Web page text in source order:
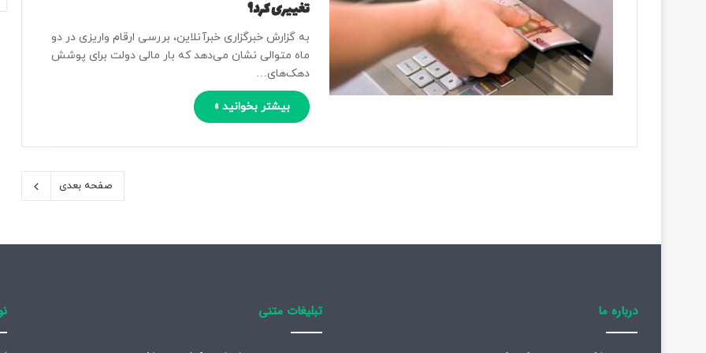
تغییری کرد؟
به گزارش خبرگزاری خبرآنلاین، بررسی ارقام واریزی در دو
ماه متوالی نشان می‌دهد که بار مالی دولت برای پوشش
دهک‌های…
بیشتر بخوانید »
صفحه بعدی
درباره ما تبلیغات متنی